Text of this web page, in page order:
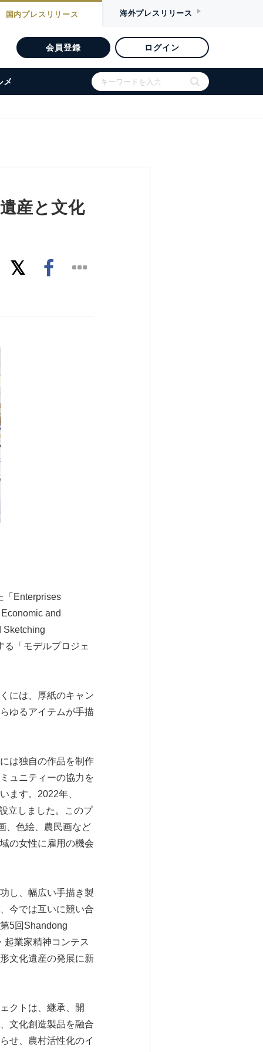
国内プレスリリース 海外プレスリリース
会員登録 ログイン
メ
産と文化
「Enterprises
and
Sketching
「モデルプロジェ
には、厚紙のキャン
ゆるアイテムが手描
は独自の作品を制作
ュニティーの協力を
ます。2022年、
立しました。このプ
、色絵、農民画など
の女性に雇用の機会
し、幅広い手描き製
今では互いに競い合
5回Shandong
起業家精神コンテス
文化遺産の発展に新
クトは、継承、開
文化創造製品を融合
せ、農村活性化のイ